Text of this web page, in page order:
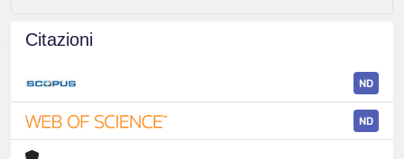
Citazioni
ND
ND